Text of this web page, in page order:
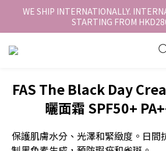
香港地區全店免運。免運費適用於香港順
件。
WE SHIP INTERNATIONALLY.
STARTING FROM
香港地區全店免運。免運費適用於香港順
FAS The Black Day
曬面霜 SPF50+
保護肌膚水分、光澤和緊緻度。日間